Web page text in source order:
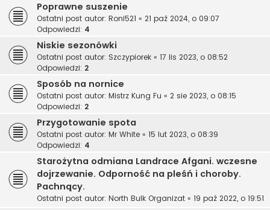
Poprawne suszenie
Ostatni post autor: Roni521 « 21 paź 2024, o 09:07
Odpowiedzi: 4
Niskie sezonówki
Ostatni post autor: Szczypiorek « 17 lis 2023, o 08:52
Odpowiedzi: 2
Sposób na nornice
Ostatni post autor: Mistrz Kung Fu « 2 sie 2023, o 08:15
Odpowiedzi: 2
Przygotowanie spota
Ostatni post autor: Mr White « 15 lut 2023, o 08:39
Odpowiedzi: 4
Starożytna odmiana Landrace Afgani. wczesne
dojrzewanie. Odporność na pleśń i choroby.
Pachnący.
Ostatni post autor: North Bulk Organizat « 19 paź 2022, o 19:51